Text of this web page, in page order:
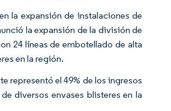
la expansión de instalaciones de
la expansión de la división de
24 líneas de embotellado de alta
en la región.
representó el 49% de los ingresos
diversos envases blisteres en la